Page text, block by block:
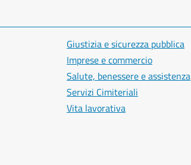
Giustizia e sicurezza pubblica
Imprese e commercio
Salute, benessere e assistenza
Servizi Cimiteriali
Vita lavorativa